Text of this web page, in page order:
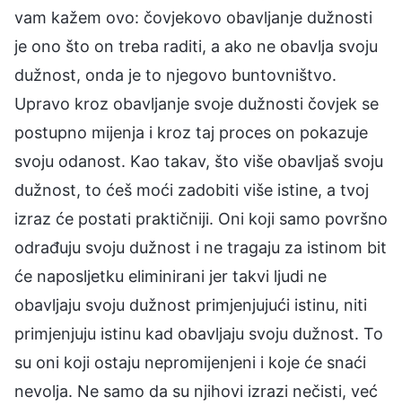
vam kažem ovo: čovjekovo obavljanje dužnosti
je ono što on treba raditi, a ako ne obavlja svoju
dužnost, onda je to njegovo buntovništvo.
Upravo kroz obavljanje svoje dužnosti čovjek se
postupno mijenja i kroz taj proces on pokazuje
svoju odanost. Kao takav, što više obavljaš svoju
dužnost, to ćeš moći zadobiti više istine, a tvoj
izraz će postati praktičniji. Oni koji samo površno
odrađuju svoju dužnost i ne tragaju za istinom bit
će naposljetku eliminirani jer takvi ljudi ne
obavljaju svoju dužnost primjenjujući istinu, niti
primjenjuju istinu kad obavljaju svoju dužnost. To
su oni koji ostaju nepromijenjeni i koje će snaći
nevolja. Ne samo da su njihovi izrazi nečisti, već